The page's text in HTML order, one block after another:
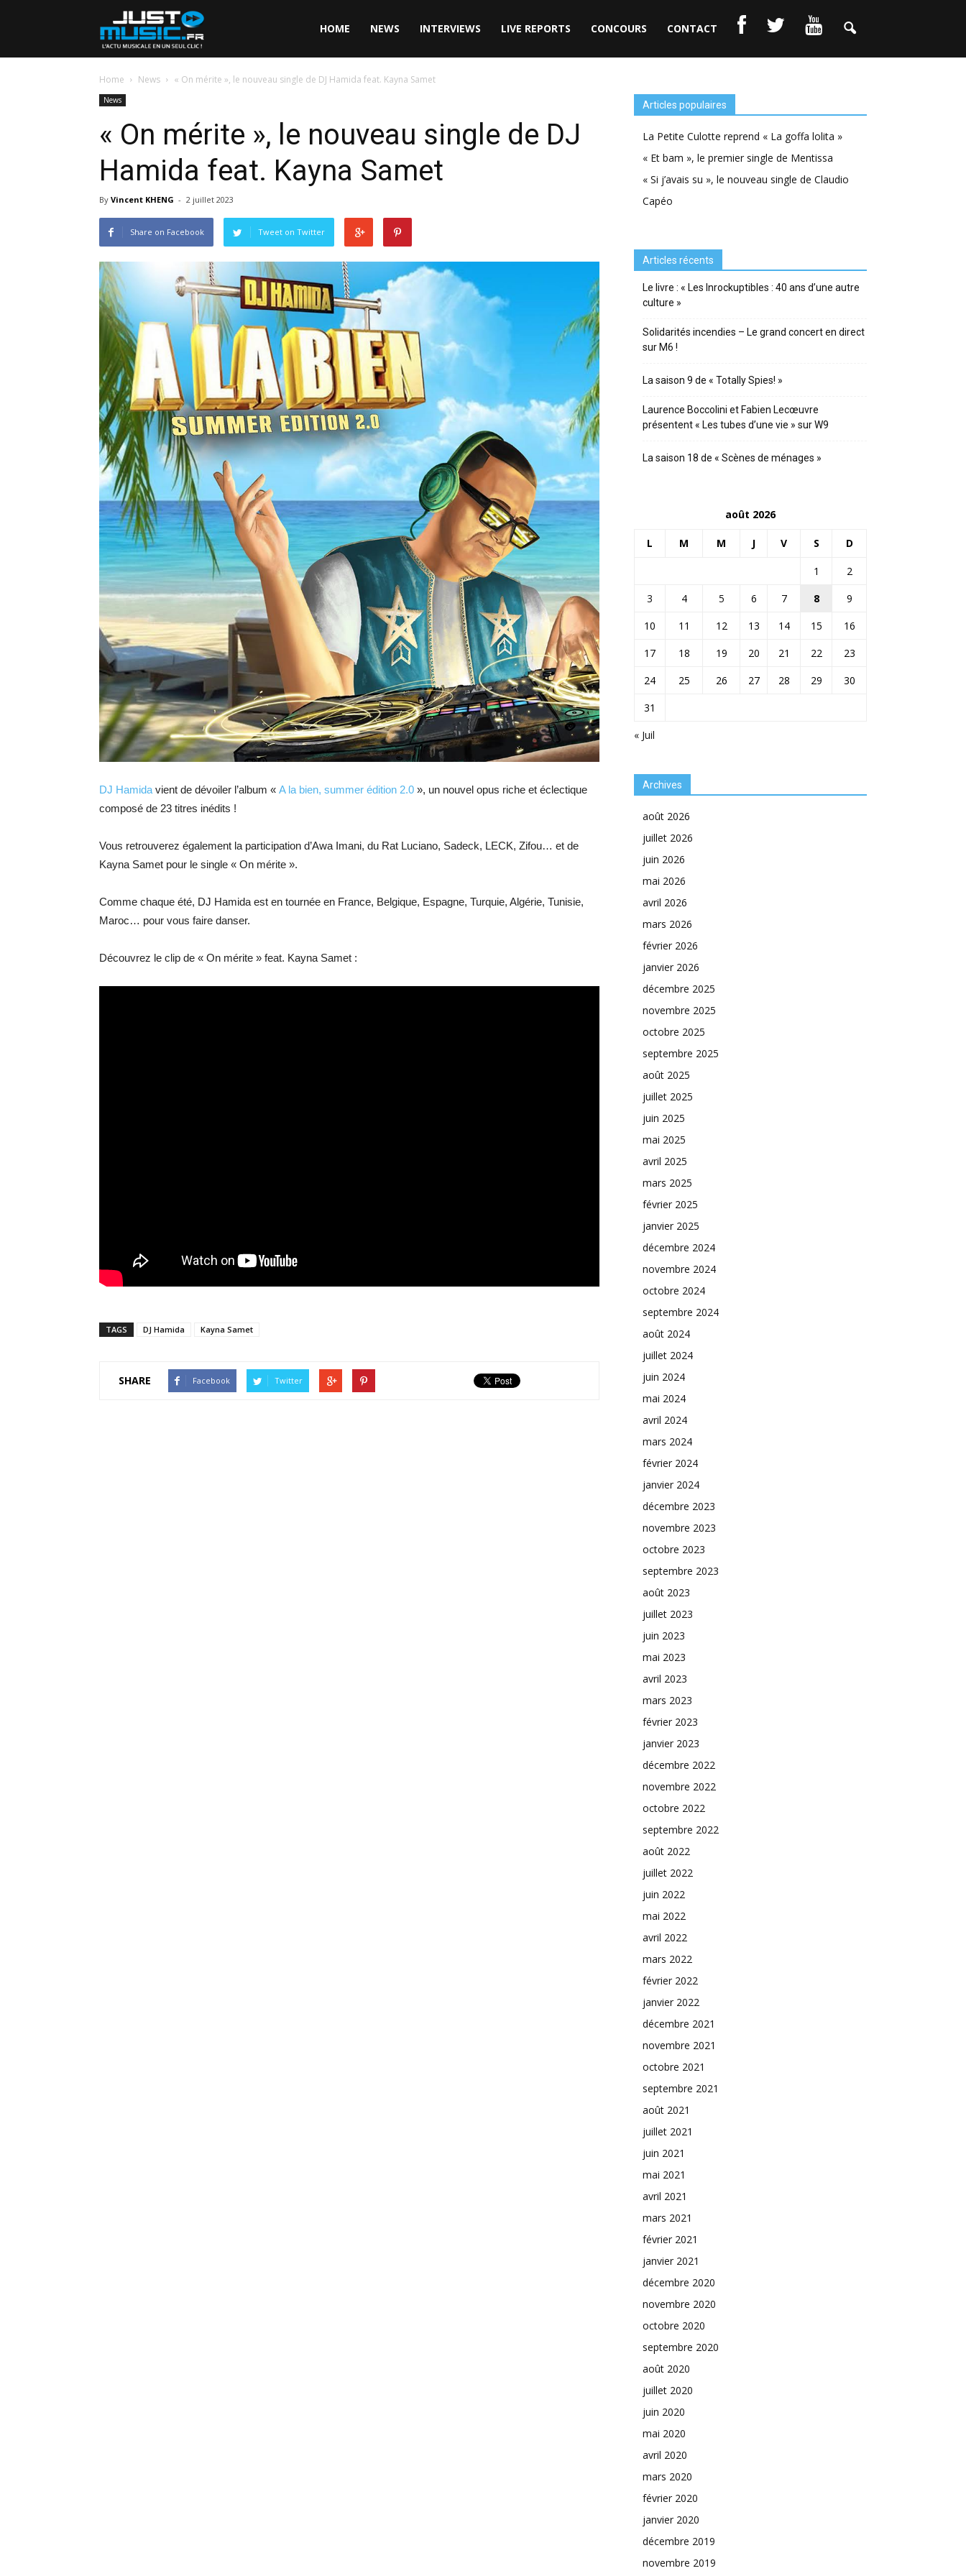
HOME NEWS INTERVIEWS LIVE REPORTS CONCOURS CONTACT
Home News « On mérite », le nouveau single de DJ Hamida feat. Kayna Samet
News
« On mérite », le nouveau single de DJ
Hamida feat. Kayna Samet
By Vincent KHENG - 2 juillet 2023
Share on Facebook Tweet on Twitter
DJ Hamida vient de dévoiler l’album « A la bien, summer édition 2.0 », un nouvel opus riche et éclectique
composé de 23 titres inédits !
Vous retrouverez également la participation d’Awa Imani, du Rat Luciano, Sadeck, LECK, Zifou… et de
Kayna Samet pour le single « On mérite ».
Comme chaque été, DJ Hamida est en tournée en France, Belgique, Espagne, Turquie, Algérie, Tunisie,
Maroc… pour vous faire danser.
Découvrez le clip de « On mérite » feat. Kayna Samet :
TAGS DJ Hamida Kayna Samet
SHARE Facebook Twitter
Articles populaires
La Petite Culotte reprend « La goffa lolita »
« Et bam », le premier single de Mentissa
« Si j’avais su », le nouveau single de Claudio
Capéo
Articles récents
Le livre : « Les Inrockuptibles : 40 ans d’une autre
culture »
Solidarités incendies – Le grand concert en direct
sur M6 !
La saison 9 de « Totally Spies! »
Laurence Boccolini et Fabien Lecœuvre
présentent « Les tubes d’une vie » sur W9
La saison 18 de « Scènes de ménages »
août 2026
L M M J V S D
« Juil
1
2
3
4 5 6 7 8
9
10
11 12 13 14 15
16
17
18 19 20 21 22
23
24
25 26 27 28 29
30
31
Archives
août 2026
juillet 2026
juin 2026
mai 2026
avril 2026
mars 2026
février 2026
janvier 2026
décembre 2025
novembre 2025
octobre 2025
septembre 2025
août 2025
juillet 2025
juin 2025
mai 2025
avril 2025
mars 2025
février 2025
janvier 2025
décembre 2024
novembre 2024
octobre 2024
septembre 2024
août 2024
juillet 2024
juin 2024
mai 2024
avril 2024
mars 2024
février 2024
janvier 2024
décembre 2023
novembre 2023
octobre 2023
septembre 2023
août 2023
juillet 2023
juin 2023
mai 2023
avril 2023
mars 2023
février 2023
janvier 2023
décembre 2022
novembre 2022
octobre 2022
septembre 2022
août 2022
juillet 2022
juin 2022
mai 2022
avril 2022
mars 2022
février 2022
janvier 2022
décembre 2021
novembre 2021
octobre 2021
septembre 2021
août 2021
juillet 2021
juin 2021
mai 2021
avril 2021
mars 2021
février 2021
janvier 2021
décembre 2020
novembre 2020
octobre 2020
septembre 2020
août 2020
juillet 2020
juin 2020
mai 2020
avril 2020
mars 2020
février 2020
janvier 2020
décembre 2019
novembre 2019